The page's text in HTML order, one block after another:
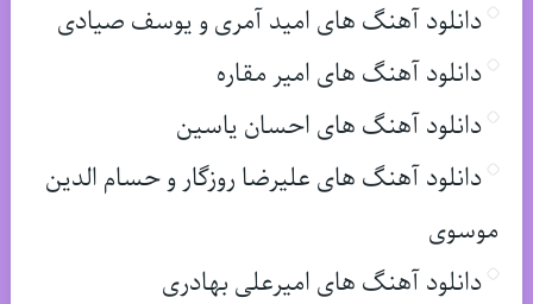
دانلود آهنگ های امید آمری و یوسف صیادی
دانلود آهنگ های امیر مقاره
دانلود آهنگ های احسان یاسین
دانلود آهنگ های علیرضا روزگار و حسام الدین
موسوی
دانلود آهنگ های امیرعلی بهادری